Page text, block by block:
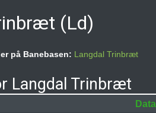
(Ld)
på Banebasen: Langdal Trinbræt
Langdal Trinbræt
Data